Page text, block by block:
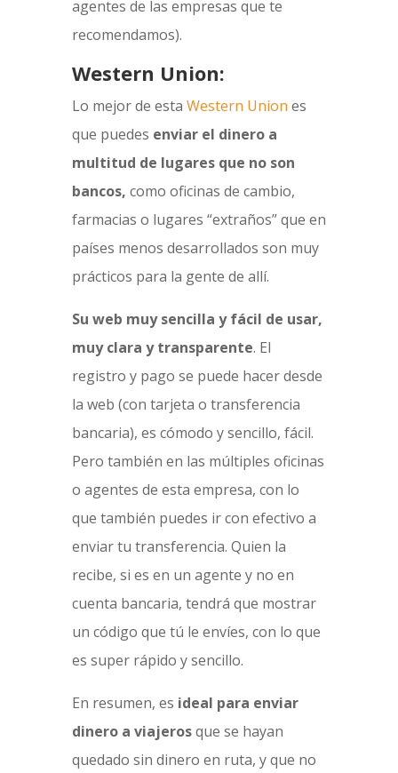
agentes de las empresas que te
recomendamos).
Western Union:
Lo mejor de esta Western Union es
que puedes enviar el dinero a
multitud de lugares que no son
bancos, como oficinas de cambio,
farmacias o lugares “extraños” que en
países menos desarrollados son muy
prácticos para la gente de allí.
Su web muy sencilla y fácil de usar,
muy clara y transparente. El
registro y pago se puede hacer desde
la web (con tarjeta o transferencia
bancaria), es cómodo y sencillo, fácil.
Pero también en las múltiples oficinas
o agentes de esta empresa, con lo
que también puedes ir con efectivo a
enviar tu transferencia. Quien la
recibe, si es en un agente y no en
cuenta bancaria, tendrá que mostrar
un código que tú le envíes, con lo que
es super rápido y sencillo.
En resumen, es ideal para enviar
dinero a viajerosque se hayan
quedado sin dinero en ruta, y que no